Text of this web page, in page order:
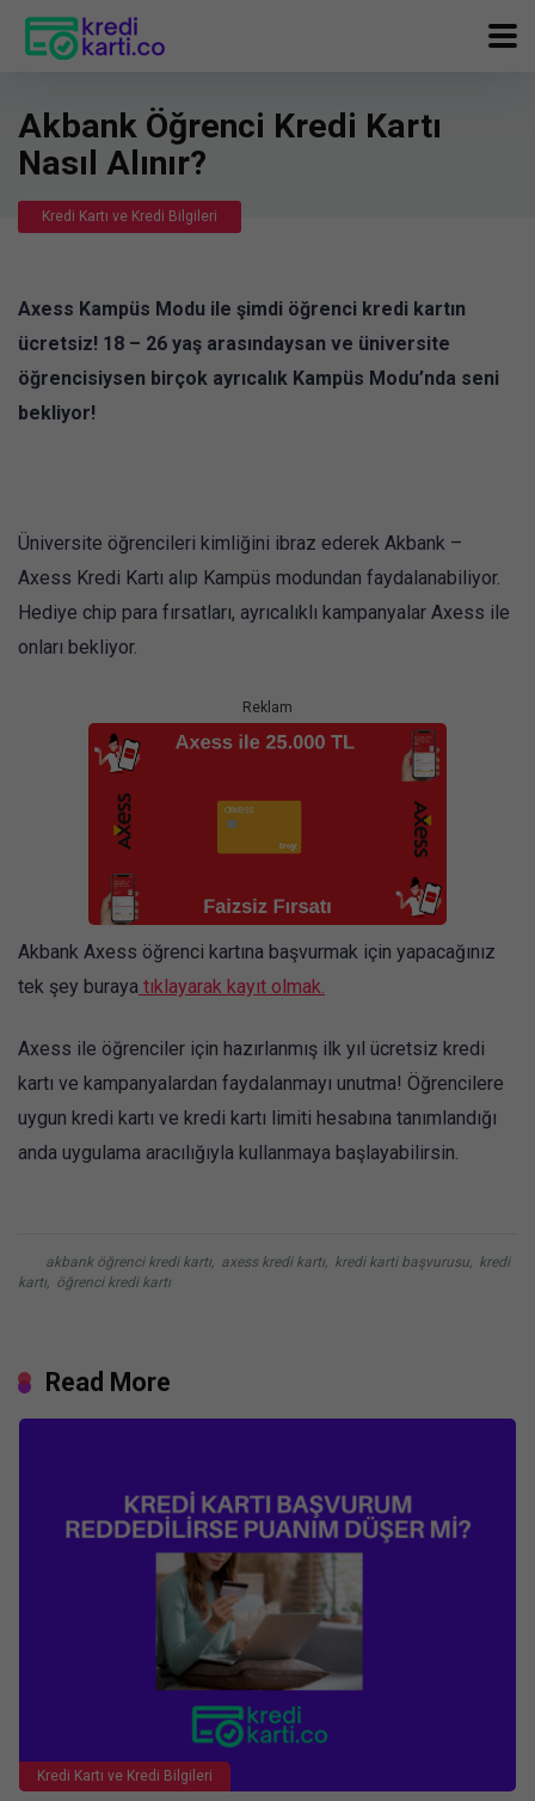
Akbank Öğrenci Kredi Kartı
Nasıl Alınır?
Kredi Kartı ve Kredi Bilgileri
Axess Kampüs Modu ile şimdi öğrenci kredi kartın
ücretsiz! 18 – 26 yaş arasındaysan ve üniversite
öğrencisiysen birçok ayrıcalık Kampüs Modu’nda seni
bekliyor!
Üniversite öğrencileri kimliğini ibraz ederek Akbank –
Axess Kredi Kartı alıp Kampüs modundan faydalanabiliyor.
Hediye chip para fırsatları, ayrıcalıklı kampanyalar Axess ile
onları bekliyor.
Reklam
Akbank Axess öğrenci kartına başvurmak için yapacağınız
tek şey buraya tıklayarak kayıt olmak.
Axess ile öğrenciler için hazırlanmış ilk yıl ücretsiz kredi
kartı ve kampanyalardan faydalanmayı unutma! Öğrencilere
uygun kredi kartı ve kredi kartı limiti hesabına tanımlandığı
anda uygulama aracılığıyla kullanmaya başlayabilirsin.
akbank öğrenci kredi kartı, axess kredi kartı, kredi karti başvurusu, kredi
kartı, öğrenci kredi kartı
Read More
Kredi Kartı ve Kredi Bilgileri